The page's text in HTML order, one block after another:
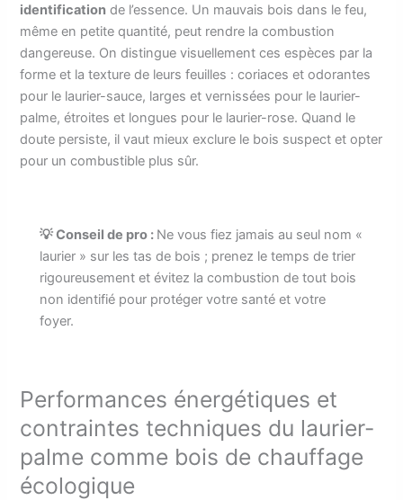
identification de l’essence. Un mauvais bois dans le feu,
même en petite quantité, peut rendre la combustion
dangereuse. On distingue visuellement ces espèces par la
forme et la texture de leurs feuilles : coriaces et odorantes
pour le laurier-sauce, larges et vernissées pour le laurier-
palme, étroites et longues pour le laurier-rose. Quand le
doute persiste, il vaut mieux exclure le bois suspect et opter
pour un combustible plus sûr.
💡 Conseil de pro : Ne vous fiez jamais au seul nom «
laurier » sur les tas de bois ; prenez le temps de trier
rigoureusement et évitez la combustion de tout bois
non identifié pour protéger votre santé et votre
foyer.
Performances énergétiques et
contraintes techniques du laurier-
palme comme bois de chauffage
écologique